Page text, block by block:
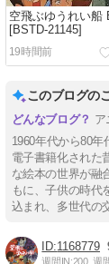
空飛ぶゆうれい船
[BSTD-21145]
19時間前
このブログの
ア
1960年代から80年
電子書籍化された
な絵本の世界が融
もに、子供の時代
込まれ、多世代の
1168779
週間IN:200 週